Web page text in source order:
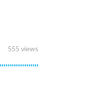
555 views